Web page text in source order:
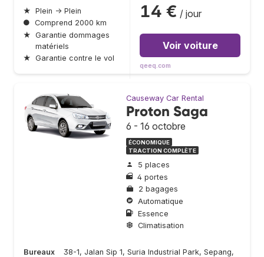
★ Plein → Plein
● Comprend 2000 km
★ Garantie dommages
matériels
★ Garantie contre le vol
14 € / jour
Voir voiture
qeeq.com
Causeway Car Rental
Proton Saga
6 - 16 octobre
ÉCONOMIQUE
TRACTION COMPLÈTE
5 places
4 portes
2 bagages
Automatique
Essence
Climatisation
Bureaux
38-1, Jalan Sip 1, Suria Industrial Park, Sepang,